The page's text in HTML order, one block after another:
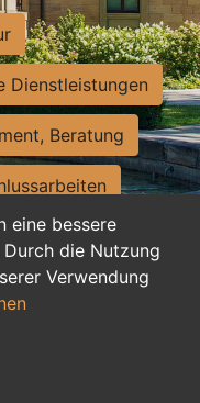
eine bessere
die Nutzung
Verwendung
Dienstleistungen
Beratung